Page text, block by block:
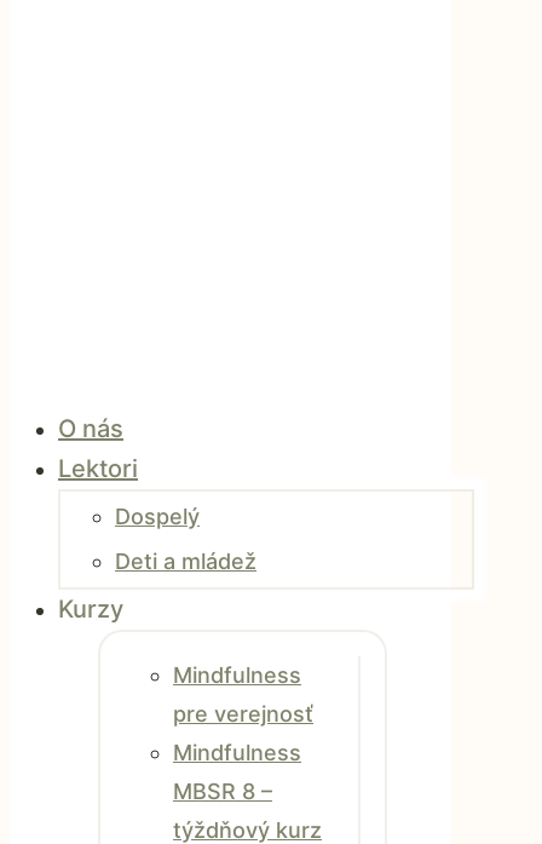
O nás
Lektori
Dospelý
Deti a mládež
Kurzy
Mindfulness
pre verejnosť
Mindfulness
MBSR 8 –
týždňový kurz